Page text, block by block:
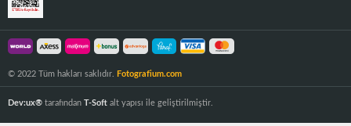
© 2022 Tüm hakları saklıdır. Fotografium.com
Dev:ux® tarafından T-Soft alt yapısı ile geliştirilmiştir.